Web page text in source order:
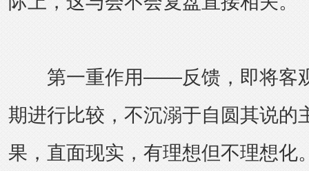
第一重作用——反馈，即将客观
期进行比较，不沉溺于自圆其说的
果，直面现实，有理想但不理想化